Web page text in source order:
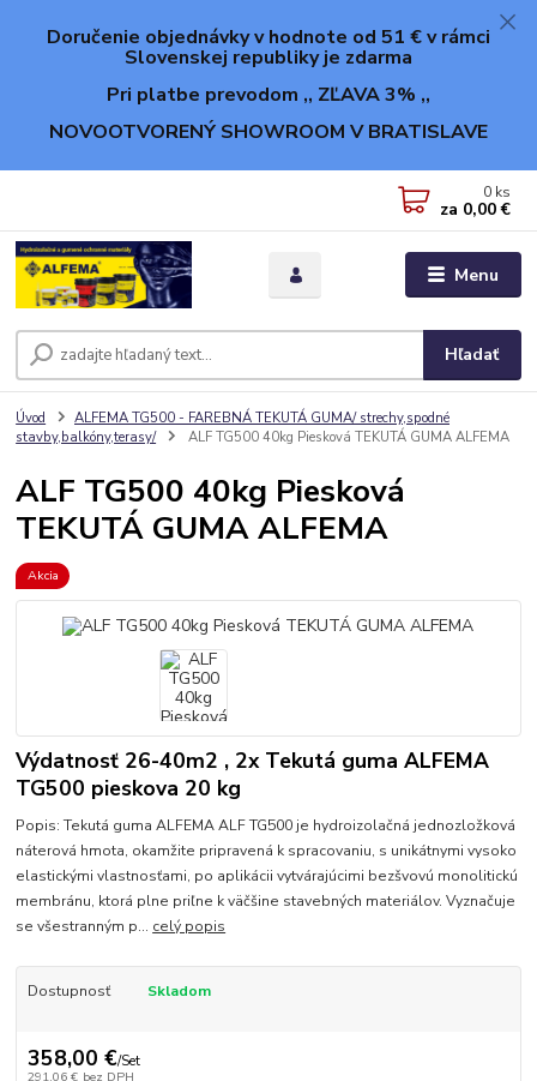
Doručenie objednávky v hodnote od 51 € v rámci
Slovenskej republiky je zdarma
Pri platbe prevodom ,, ZĽAVA 3% ,,
NOVOOTVORENÝ SHOWROOM V BRATISLAVE
Menu
Hľadať
0 ks
za 0,00 €
Úvod
ALFEMA TG500 - FAREBNÁ TEKUTÁ GUMA/ strechy,spodné
stavby,balkóny,terasy/
ALF TG500 40kg Piesková TEKUTÁ GUMA ALFEMA
ALF TG500 40kg Piesková
TEKUTÁ GUMA ALFEMA
Akcia
Výdatnosť 26-40m2 , 2x Tekutá guma ALFEMA
TG500 pieskova 20 kg
Popis: Tekutá guma ALFEMA ALF TG500 je hydroizolačná jednozložková
náterová hmota, okamžite pripravená k spracovaniu, s unikátnymi vysoko
elastickými vlastnosťami, po aplikácii vytvárajúcimi bezšvovú monolitickú
membránu, ktorá plne priľne k väčšine stavebných materiálov. Vyznačuje
se všestranným p... celý popis
Dostupnosť Skladom
358,00 €/Set
291,06 € bez DPH